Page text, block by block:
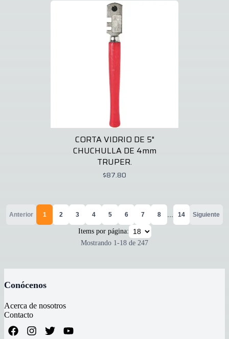
CORTA VIDRIO DE 5"
CHUCHULLA DE 4mm
TRUPER.
$87.80
Anterior 1 2 3 4 5 6 7 8 ... 14 Siguiente
Items por página:
Mostrando 1-18 de 247
Conócenos
Acerca de nosotros
Contacto